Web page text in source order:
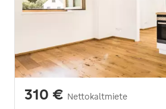
310 € Nettokaltmiete